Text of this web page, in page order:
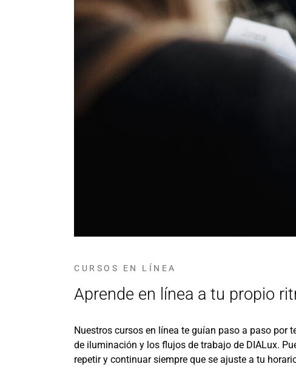
CURSOS EN LÍNEA
Aprende en línea a tu propio
Nuestros cursos en línea te guían paso a paso por
de iluminación y los flujos de trabajo de DIALux.
repetir y continuar siempre que se ajuste a tu